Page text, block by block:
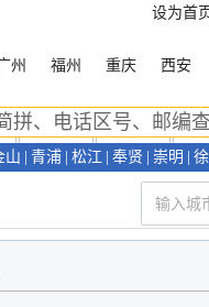
设为首
州 福州 重庆 西安
新闻资讯 天气视频 环境
山 青浦 松江 奉贤 崇明 徐